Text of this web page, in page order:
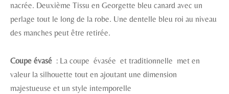
nacrée. Deuxième Tissu en Georgette bleu canard avec un
perlage tout le long de la robe. Une dentelle bleu roi au niveau
des manches peut être retirée.
Coupe évasé : La coupe évasée et traditionnelle met en
valeur la silhouette tout en ajoutant une dimension
majestueuse et un style intemporelle